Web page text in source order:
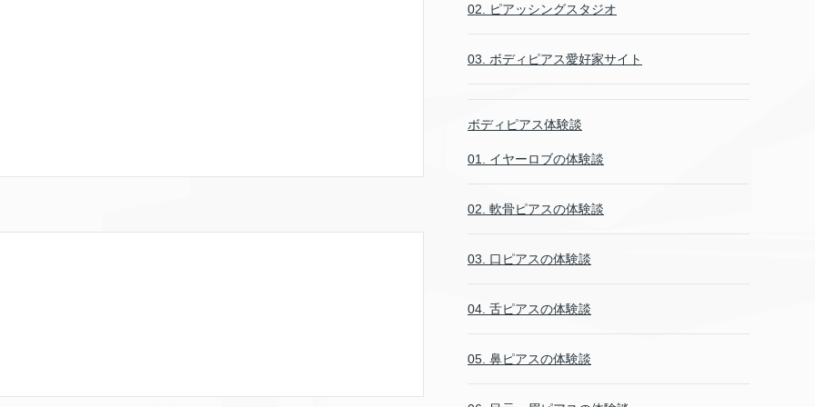
02. ピアッシングスタジオ
03. ボディピアス愛好家サイト
ボディピアス体験談
01. イヤーロブの体験談
02. 軟骨ピアスの体験談
03. 口ピアスの体験談
04. 舌ピアスの体験談
05. 鼻ピアスの体験談